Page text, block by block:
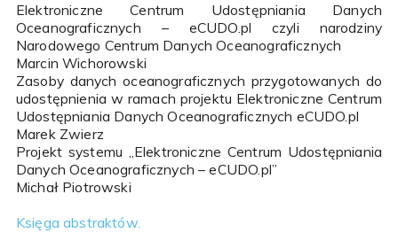
Elektroniczne Centrum Udostępniania Danych
Oceanograficznych – eCUDO.pl czyli narodziny
Narodowego Centrum Danych Oceanograficznych
Marcin Wichorowski
Zasoby danych oceanograficznych przygotowanych do
udostępnienia w ramach projektu Elektroniczne Centrum
Udostępniania Danych Oceanograficznych eCUDO.pl
Marek Zwierz
Projekt systemu „Elektroniczne Centrum Udostępniania
Danych Oceanograficznych – eCUDO.pl”
Michał Piotrowski
Księga abstraktów.